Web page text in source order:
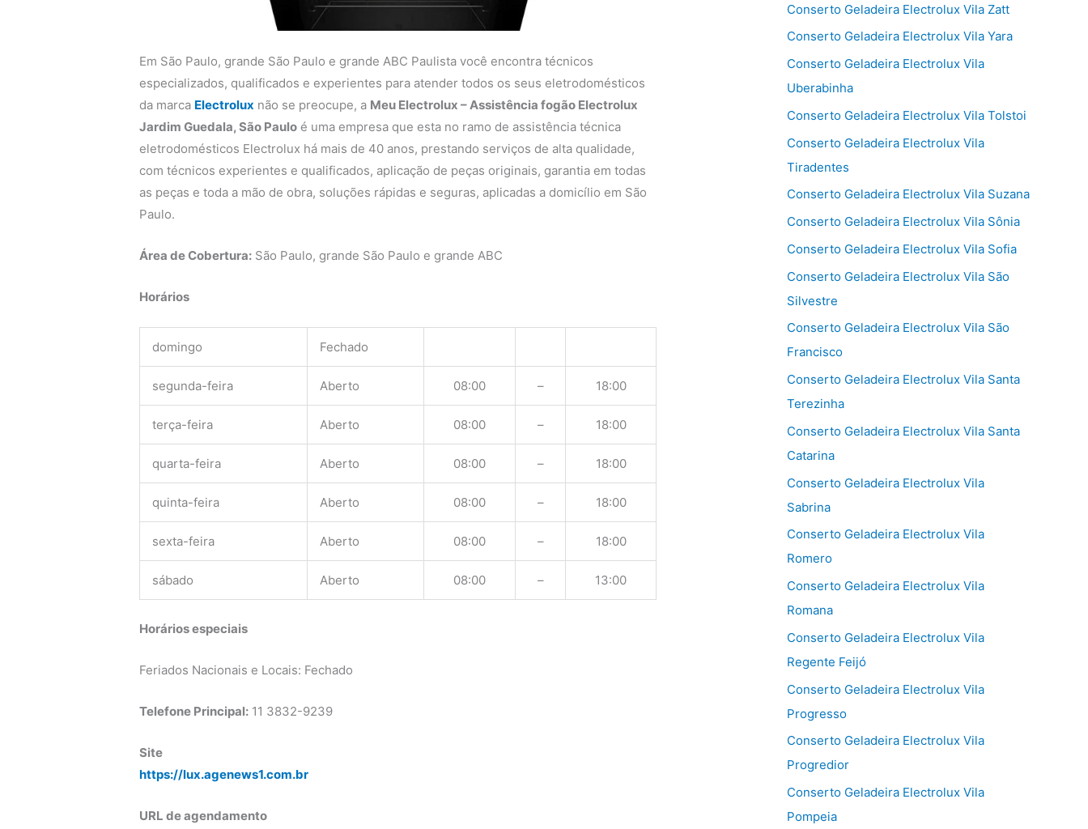
Em São Paulo, grande São Paulo e grande ABC Paulista você encontra técnicos
especializados, qualificados e experientes para atender todos os seus eletrodomésticos
da marca Electrolux não se preocupe, a Meu Electrolux – Assistência fogão Electrolux
Jardim Guedala, São Paulo é uma empresa que esta no ramo de assistência técnica
eletrodomésticos Electrolux há mais de 40 anos, prestando serviços de alta qualidade,
com técnicos experientes e qualificados, aplicação de peças originais, garantia em todas
as peças e toda a mão de obra, soluções rápidas e seguras, aplicadas a domicílio em São
Paulo.
Área de Cobertura: São Paulo, grande São Paulo e grande ABC
Horários
domingo Fechado
segunda-feira Aberto 08:00 – 18:00
terça-feira Aberto 08:00 – 18:00
quarta-feira Aberto 08:00 – 18:00
quinta-feira Aberto 08:00 – 18:00
sexta-feira Aberto 08:00 – 18:00
sábado Aberto 08:00 – 13:00
Horários especiais
Feriados Nacionais e Locais: Fechado
Telefone Principal: 11 3832-9239
Site
https://lux.agenews1.com.br
URL de agendamento
Conserto Geladeira Electrolux Vila Zatt
Conserto Geladeira Electrolux Vila Yara
Conserto Geladeira Electrolux Vila
Uberabinha
Conserto Geladeira Electrolux Vila Tolstoi
Conserto Geladeira Electrolux Vila
Tiradentes
Conserto Geladeira Electrolux Vila Suzana
Conserto Geladeira Electrolux Vila Sônia
Conserto Geladeira Electrolux Vila Sofia
Conserto Geladeira Electrolux Vila São
Silvestre
Conserto Geladeira Electrolux Vila São
Francisco
Conserto Geladeira Electrolux Vila Santa
Terezinha
Conserto Geladeira Electrolux Vila Santa
Catarina
Conserto Geladeira Electrolux Vila
Sabrina
Conserto Geladeira Electrolux Vila
Romero
Conserto Geladeira Electrolux Vila
Romana
Conserto Geladeira Electrolux Vila
Regente Feijó
Conserto Geladeira Electrolux Vila
Progresso
Conserto Geladeira Electrolux Vila
Progredior
Conserto Geladeira Electrolux Vila
Pompeia